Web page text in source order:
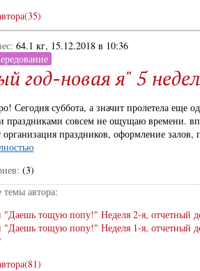
64.1 кг, 15.12.2018 в 10:36
год-новая я" 5
Сегодня суббота, а значит пролетела еще
праздниками совсем не ощущаю времени.
праздников, оформление залов,
(3)
автора:
тощую попу!" Неделя 2-я, отчетный
тощую попу!" Неделя 1-я, отчетный